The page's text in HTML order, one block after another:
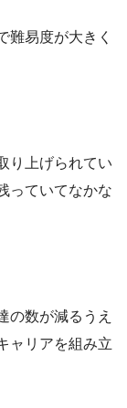
難易度が大きく
り上げられてい
っていてなかな
の数が減るうえ
ャリアを組み立